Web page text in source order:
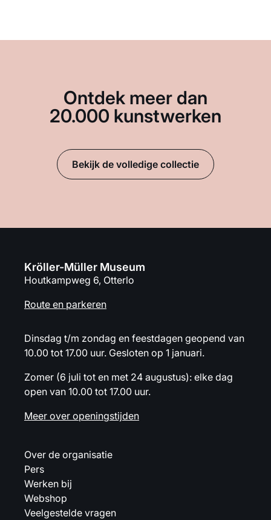
Ontdek meer dan
20.000 kunstwerken
Bekijk de volledige collectie
Kröller-Müller Museum
Houtkampweg 6, Otterlo
Route en parkeren
Dinsdag t/m zondag en feestdagen geopend van
10.00 tot 17.00 uur. Gesloten op 1 januari.
Zomer (6 juli tot en met 24 augustus): elke dag
open van 10.00 tot 17.00 uur.
Meer over openingstijden
Over de organisatie
Pers
Werken bij
Webshop
Veelgestelde vragen